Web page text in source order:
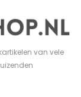
van vele